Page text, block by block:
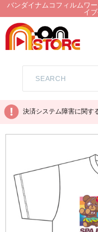
バンダイナムコフィルムワ
イ
決済システム障害に関す